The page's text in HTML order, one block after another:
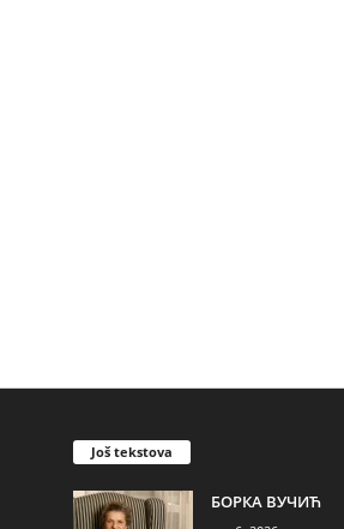
Još tekstova
БОРКА ВУЧИЋ